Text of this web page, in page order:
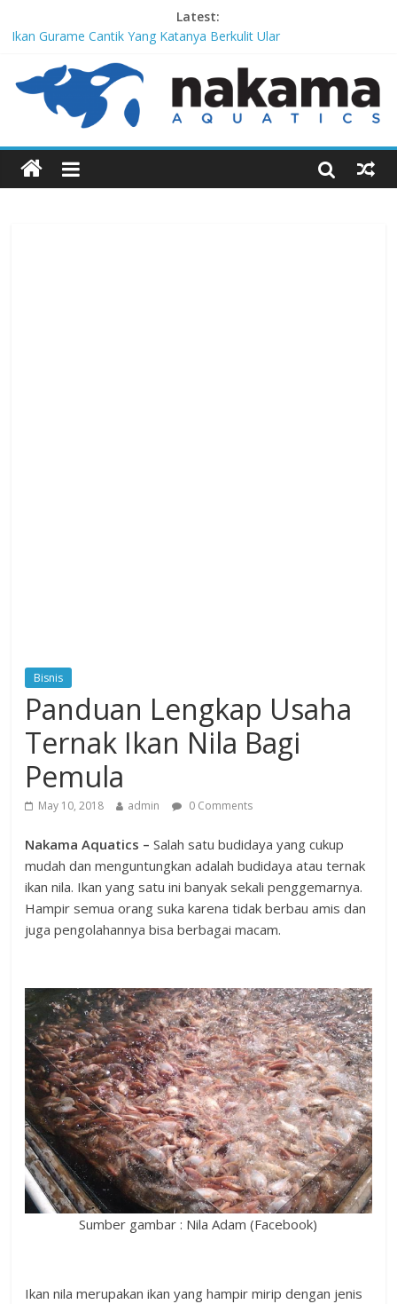
Latest:
Ikan Gurame Cantik Yang Katanya Berkulit Ular
Chitala Lopis, Ikan Belida Yang Kembali dari Kepunahannya
Channa Orientalis, Kembaran Limbata Yang Tidak Populer di
Indonesia
Red-Tailed Black Shark, Hiu Gadungan Yang Terancam Punah
Bisnis
Panduan Lengkap Usaha
Ternak Ikan Nila Bagi
Pemula
May 10, 2018 admin 0 Comments
Nakama Aquatics –Salah satu budidaya yang cukup
mudah dan menguntungkan adalah budidaya atau ternak
ikan nila. Ikan yang satu ini banyak sekali penggemarnya.
Hampir semua orang suka karena tidak berbau amis dan
juga pengolahannya bisa berbagai macam.
Sumber gambar : Nila Adam (Facebook)
Ikan nila merupakan ikan yang hampir mirip dengan jenis